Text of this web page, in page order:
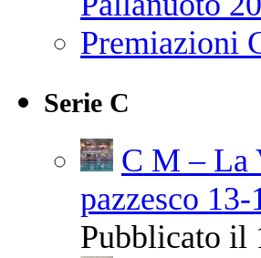
Premiazioni
Serie C
C M – La
pazzesco
Pubblicato il